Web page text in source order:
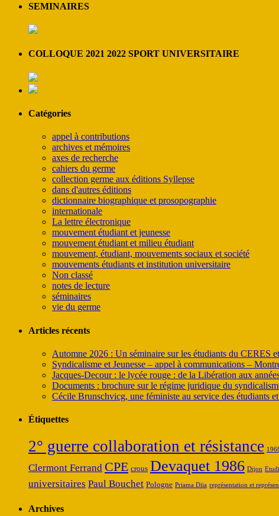
SEMINAIRES
COLLOQUE 2021 2022 SPORT UNIVERSITAIRE
Catégories
appel à contributions
archives et mémoires
axes de recherche
cahiers du germe
collection germe aux éditions Syllepse
dans d'autres éditions
dictionnaire biographique et prosopographie
internationale
La lettre électronique
mouvement étudiant et jeunesse
mouvement étudiant et milieu étudiant
mouvement, étudiant, mouvements sociaux et société
mouvements étudiants et institution universitaire
Non classé
notes de lecture
séminaires
vie du germe
Articles récents
Automne 2026 : Un séminaire sur les étudiants du CERES
Syndicalisme et Jeunesse – appel à communications –
Jacques-Decour : le lycée rouge : de la Libération aux
Documents : brochure sur le régime juridique du
Cécile Brunschvicg, une féministe au service des étudiants
Étiquettes
2° guerre collaboration et résistance
Clermont Ferrand CPE crous Devaquet 1986 Dijon
universitaires Paul Bouchet Pologne Priama Diia représentation et
Archives